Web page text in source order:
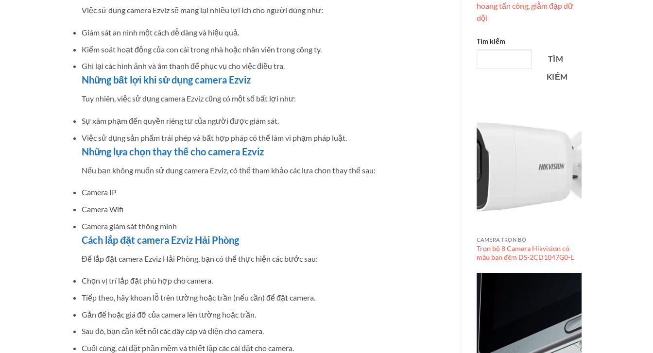
Việc sử dụng camera Ezviz sẽ mang lại nhiều lợi ích cho người dùng như:
Giám sát an ninh một cách dễ dàng và hiệu quả.
Kiểm soát hoạt động của con cái trong nhà hoặc nhân viên trong công ty.
Ghi lại các hình ảnh và âm thanh để phục vụ cho việc điều tra.
Những bất lợi khi sử dụng camera Ezviz
Tuy nhiên, việc sử dụng camera Ezviz cũng có một số bất lợi như:
Sự xâm phạm đến quyền riêng tư của người được giám sát.
Việc sử dụng sản phẩm trái phép và bất hợp pháp có thể làm vi phạm pháp luật.
Những lựa chọn thay thế cho camera Ezviz
Nếu bạn không muốn sử dụng camera Ezviz, có thể tham khảo các lựa chọn thay thế sau:
Camera IP
Camera Wifi
Camera giám sát thông minh
Cách lắp đặt camera Ezviz Hải Phòng
Để lắp đặt camera Ezviz Hải Phòng, bạn có thể thực hiện các bước sau:
Chọn vị trí lắp đặt phù hợp cho camera.
Tiếp theo, hãy khoan lỗ trên tường hoặc trần (nếu cần) để đặt camera.
Gắn đế hoặc giá đỡ của camera lên tường hoặc trần.
Sau đó, bạn cần kết nối các dây cáp và điện cho camera.
Cuối cùng, cài đặt phần mềm và thiết lập các cài đặt cho camera.
hoang tấn công, giẫm đạp dữ
dội
Tìm kiếm
TÌM
KIẾM
CAMERA TRỌN BỘ
Trọn bộ 8 Camera Hikvision có
màu ban đêm DS-2CD1047G0-L